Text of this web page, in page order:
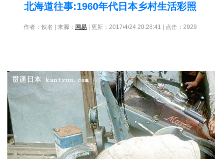
北海道往事:1960年代日本乡村生活彩照
作者：佚名 | 来源： 网易| 更新：2017/4/24 20:28:41 | 点击： 2929